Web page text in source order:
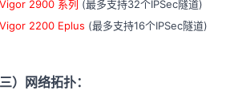
Vigor 2900 系列 (最多支持32个IPSec隧道)
Vigor 2200 Eplus (最多支持16个IPSec隧道)
三）网络拓扑：